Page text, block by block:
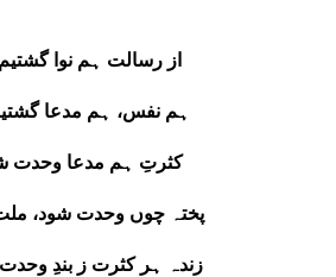
از رسالت ہم نوا
ہم نفس، ہم مدعا
کثرتِ ہم مدعا وحدت
پختہ چوں وحدت شود،
زندہ ہر کثرت ز بندِ